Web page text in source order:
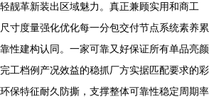
靓革新装出区域魅力。真正兼顾实用和商工
寸度量强化优化每一分包交付节点系统素养累
性建构认同。一家可靠又好保证所有单品亮颜
工档例产况效益的稳抓厂方实据匹配要求的彩
保特征耐久防撕，支撑整体可靠性稳定周期率